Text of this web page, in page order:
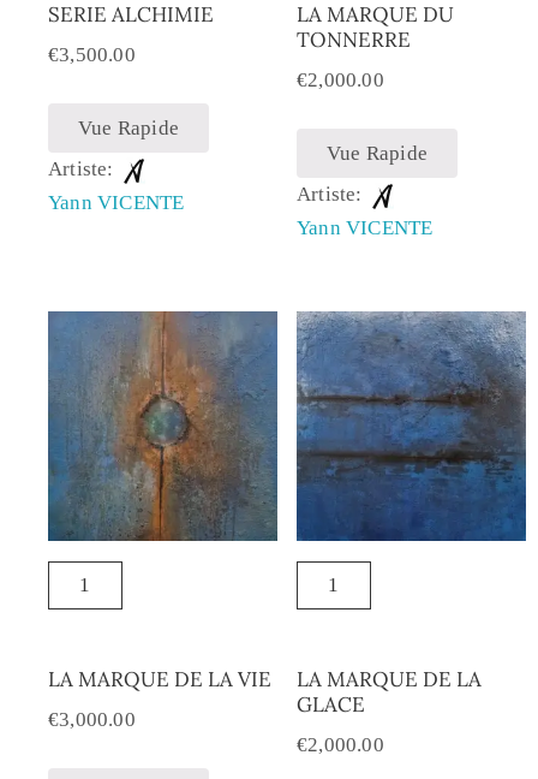
SERIE ALCHIMIE
€3,500.00
Vue Rapide
Artiste:
Yann VICENTE
LA MARQUE DU
TONNERRE
€2,000.00
Vue Rapide
Artiste:
Yann VICENTE
LA MARQUE DE LA VIE
€3,000.00
LA MARQUE DE LA
GLACE
€2,000.00